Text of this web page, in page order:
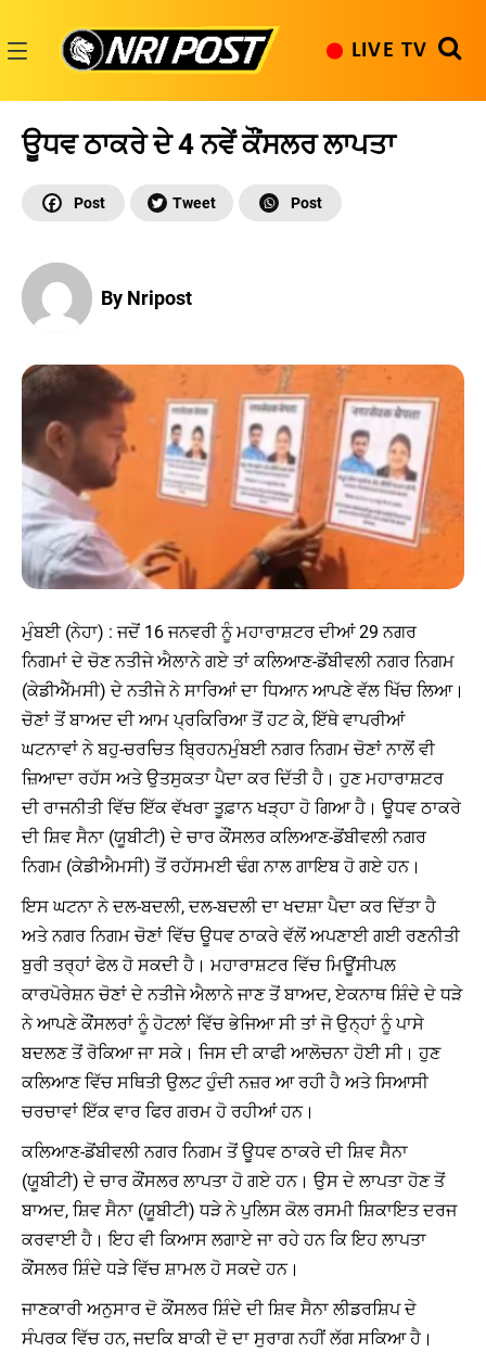
content
LIVE TV
ਊਧਵ ਠਾਕਰੇ ਦੇ 4 ਨਵੇਂ ਕੌਂਸਲਰ ਲਾਪਤਾ
By Nripost
ਮੁੰਬਈ (ਨੇਹਾ) : ਜਦੋਂ 16 ਜਨਵਰੀ ਨੂੰ ਮਹਾਰਾਸ਼ਟਰ ਦੀਆਂ 29 ਨਗਰ
ਨਿਗਮਾਂ ਦੇ ਚੋਣ ਨਤੀਜੇ ਐਲਾਨੇ ਗਏ ਤਾਂ ਕਲਿਆਣ-ਡੋਂਬੀਵਲੀ ਨਗਰ ਨਿਗਮ
(ਕੇਡੀਐੱਮਸੀ) ਦੇ ਨਤੀਜੇ ਨੇ ਸਾਰਿਆਂ ਦਾ ਧਿਆਨ ਆਪਣੇ ਵੱਲ ਖਿੱਚ ਲਿਆ।
ਚੋਣਾਂ ਤੋਂ ਬਾਅਦ ਦੀ ਆਮ ਪ੍ਰਕਿਰਿਆ ਤੋਂ ਹਟ ਕੇ, ਇੱਥੇ ਵਾਪਰੀਆਂ
ਘਟਨਾਵਾਂ ਨੇ ਬਹੁ-ਚਰਚਿਤ ਬ੍ਰਿਹਨਮੁੰਬਈ ਨਗਰ ਨਿਗਮ ਚੋਣਾਂ ਨਾਲੋਂ ਵੀ
ਜ਼ਿਆਦਾ ਰਹੱਸ ਅਤੇ ਉਤਸੁਕਤਾ ਪੈਦਾ ਕਰ ਦਿੱਤੀ ਹੈ। ਹੁਣ ਮਹਾਰਾਸ਼ਟਰ
ਦੀ ਰਾਜਨੀਤੀ ਵਿੱਚ ਇੱਕ ਵੱਖਰਾ ਤੂਫ਼ਾਨ ਖੜ੍ਹਾ ਹੋ ਗਿਆ ਹੈ। ਊਧਵ ਠਾਕਰੇ
ਦੀ ਸ਼ਿਵ ਸੈਨਾ (ਯੂਬੀਟੀ) ਦੇ ਚਾਰ ਕੌਂਸਲਰ ਕਲਿਆਣ-ਡੋਂਬੀਵਲੀ ਨਗਰ
ਨਿਗਮ (ਕੇਡੀਐਮਸੀ) ਤੋਂ ਰਹੱਸਮਈ ਢੰਗ ਨਾਲ ਗਾਇਬ ਹੋ ਗਏ ਹਨ।
ਇਸ ਘਟਨਾ ਨੇ ਦਲ-ਬਦਲੀ, ਦਲ-ਬਦਲੀ ਦਾ ਖਦਸ਼ਾ ਪੈਦਾ ਕਰ ਦਿੱਤਾ ਹੈ
ਅਤੇ ਨਗਰ ਨਿਗਮ ਚੋਣਾਂ ਵਿੱਚ ਊਧਵ ਠਾਕਰੇ ਵੱਲੋਂ ਅਪਣਾਈ ਗਈ ਰਣਨੀਤੀ
ਬੁਰੀ ਤਰ੍ਹਾਂ ਫੇਲ ਹੋ ਸਕਦੀ ਹੈ। ਮਹਾਰਾਸ਼ਟਰ ਵਿੱਚ ਮਿਊਂਸੀਪਲ
ਕਾਰਪੋਰੇਸ਼ਨ ਚੋਣਾਂ ਦੇ ਨਤੀਜੇ ਐਲਾਨੇ ਜਾਣ ਤੋਂ ਬਾਅਦ, ਏਕਨਾਥ ਸ਼ਿੰਦੇ ਦੇ ਧੜੇ
ਨੇ ਆਪਣੇ ਕੌਂਸਲਰਾਂ ਨੂੰ ਹੋਟਲਾਂ ਵਿੱਚ ਭੇਜਿਆ ਸੀ ਤਾਂ ਜੋ ਉਨ੍ਹਾਂ ਨੂੰ ਪਾਸੇ
ਬਦਲਣ ਤੋਂ ਰੋਕਿਆ ਜਾ ਸਕੇ। ਜਿਸ ਦੀ ਕਾਫੀ ਆਲੋਚਨਾ ਹੋਈ ਸੀ। ਹੁਣ
ਕਲਿਆਣ ਵਿੱਚ ਸਥਿਤੀ ਉਲਟ ਹੁੰਦੀ ਨਜ਼ਰ ਆ ਰਹੀ ਹੈ ਅਤੇ ਸਿਆਸੀ
ਚਰਚਾਵਾਂ ਇੱਕ ਵਾਰ ਫਿਰ ਗਰਮ ਹੋ ਰਹੀਆਂ ਹਨ।
ਕਲਿਆਣ-ਡੋਂਬੀਵਲੀ ਨਗਰ ਨਿਗਮ ਤੋਂ ਊਧਵ ਠਾਕਰੇ ਦੀ ਸ਼ਿਵ ਸੈਨਾ
(ਯੂਬੀਟੀ) ਦੇ ਚਾਰ ਕੌਂਸਲਰ ਲਾਪਤਾ ਹੋ ਗਏ ਹਨ। ਉਸ ਦੇ ਲਾਪਤਾ ਹੋਣ ਤੋਂ
ਬਾਅਦ, ਸ਼ਿਵ ਸੈਨਾ (ਯੂਬੀਟੀ) ਧੜੇ ਨੇ ਪੁਲਿਸ ਕੋਲ ਰਸਮੀ ਸ਼ਿਕਾਇਤ ਦਰਜ
ਕਰਵਾਈ ਹੈ। ਇਹ ਵੀ ਕਿਆਸ ਲਗਾਏ ਜਾ ਰਹੇ ਹਨ ਕਿ ਇਹ ਲਾਪਤਾ
ਕੌਂਸਲਰ ਸ਼ਿੰਦੇ ਧੜੇ ਵਿੱਚ ਸ਼ਾਮਲ ਹੋ ਸਕਦੇ ਹਨ।
ਜਾਣਕਾਰੀ ਅਨੁਸਾਰ ਦੋ ਕੌਂਸਲਰ ਸ਼ਿੰਦੇ ਦੀ ਸ਼ਿਵ ਸੈਨਾ ਲੀਡਰਸ਼ਿਪ ਦੇ
ਸੰਪਰਕ ਵਿੱਚ ਹਨ, ਜਦਕਿ ਬਾਕੀ ਦੋ ਦਾ ਸੁਰਾਗ ਨਹੀਂ ਲੱਗ ਸਕਿਆ ਹੈ।